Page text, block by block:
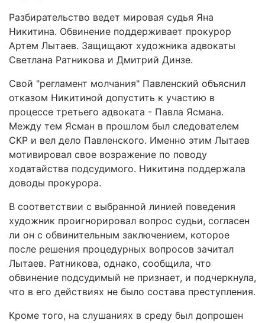
Разбирательство ведет мировая судья Яна
Никитина. Обвинение поддерживает прокурор
Артем Лытаев. Защищают художника адвокаты
Светлана Ратникова и Дмитрий Динзе.
Свой "регламент молчания" Павленский объяснил
отказом Никитиной допустить к участию в
процессе третьего адвоката - Павла Ясмана.
Между тем Ясман в прошлом был следователем
СКР и вел дело Павленского. Именно этим Лытаев
мотивировал свое возражение по поводу
ходатайства подсудимого. Никитина поддержала
доводы прокурора.
В соответствии с выбранной линией поведения
художник проигнорировал вопрос судьи, согласен
ли он с обвинительным заключением, которое
после решения процедурных вопросов зачитал
Лытаев. Ратникова, однако, сообщила, что
обвинение подсудимый не признает, и подчеркнула,
что в его действиях не было состава преступления.
Кроме того, на слушаниях в среду был допрошен